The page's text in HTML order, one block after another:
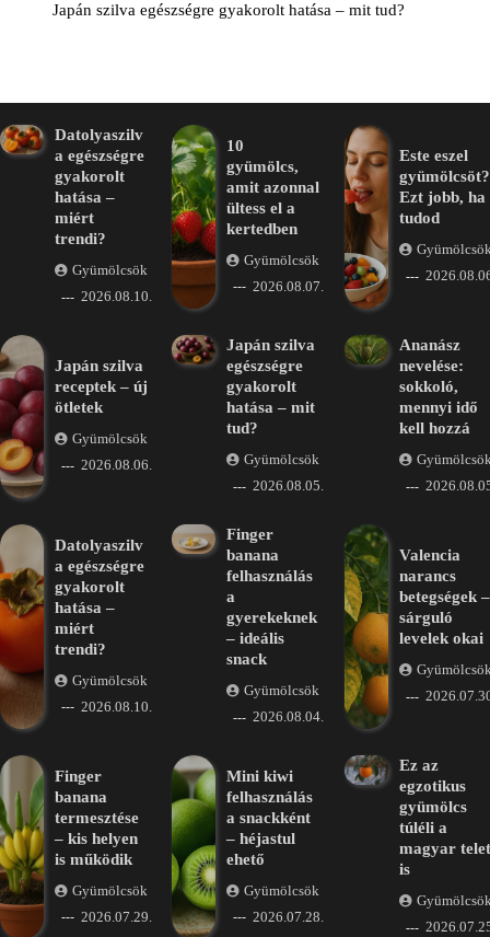
Japán szilva egészségre gyakorolt hatása – mit tud?
Datolyaszilv
a egészségre
gyakorolt
hatása –
miért
trendi?
Gyümölcsök
2026.08.10.
10
gyümölcs,
amit azonnal
ültess el a
kertedben
Gyümölcsök
2026.08.07.
Este eszel
gyümölcsöt?
Ezt jobb, ha
tudod
Japán szilva
receptek – új
ötletek
Gyümölcsök
2026.08.06.
Japán szilva
egészségre
gyakorolt
hatása – mit
tud?
Gyümölcsök
2026.08.05.
Ananász
nevelése:
sokkoló,
mennyi idő
kell hozzá
Datolyaszilv
a egészségre
gyakorolt
hatása –
miért
trendi?
Gyümölcsök
2026.08.10.
Finger
banana
felhasználás
a
gyerekeknek
– ideális
snack
Gyümölcsök
2026.08.04.
Valencia
narancs
betegségek –
sárguló
levelek okai
Finger
banana
termesztése
– kis helyen
is működik
Gyümölcsök
2026.07.29.
Mini kiwi
felhasználás
a snackként
– héjastul
ehető
Gyümölcsök
2026.07.28.
Ez az
egzotikus
gyümölcs
túléli a
magyar telet
is